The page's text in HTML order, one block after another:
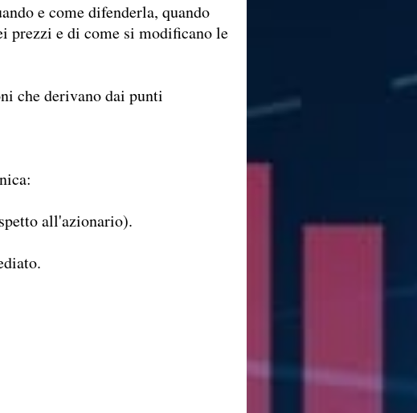
e come difenderla, quando
prezzi e di come si modificano le
che derivano dai punti
all'azionario).